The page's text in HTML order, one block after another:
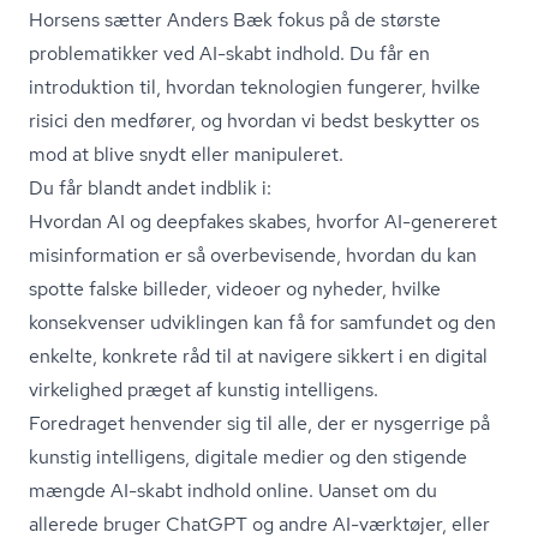
Horsens sætter Anders Bæk fokus på de største
problematikker ved AI-skabt indhold. Du får en
introduktion til, hvordan teknologien fungerer, hvilke
risici den medfører, og hvordan vi bedst beskytter os
mod at blive snydt eller manipuleret.
Du får blandt andet indblik i:
Hvordan AI og deepfakes skabes, hvorfor AI-genereret
misinformation er så overbevisende, hvordan du kan
spotte falske billeder, videoer og nyheder, hvilke
konsekvenser udviklingen kan få for samfundet og den
enkelte, konkrete råd til at navigere sikkert i en digital
virkelighed præget af kunstig intelligens.
Foredraget henvender sig til alle, der er nysgerrige på
kunstig intelligens, digitale medier og den stigende
mængde AI-skabt indhold online. Uanset om du
allerede bruger ChatGPT og andre AI-værktøjer, eller